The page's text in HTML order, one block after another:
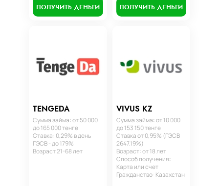
ПОЛУЧИТЬ ДЕНЬГИ ПОЛУЧИТЬ ДЕНЬГИ
TENGEDA
Сумма займа: от 50 000
до 165 000 тенге
Ставка: 0,29% в день
ГЭСВ - до 179%
Возраст 21-68 лет
VIVUS KZ
Сумма займа: от 10 000
до 153 150 тенге
Ставка от 0,95% (ГЭСВ
2647.19%)
Возраст: от 18 лет
Способ получения:
Карта или счет
Гражданство: Казахстан